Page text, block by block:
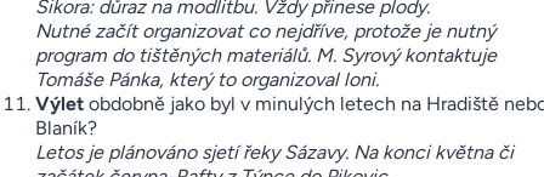
Sikora: důraz na modlitbu. Vždy přinese plody.
Nutné začít organizovat co nejdříve, protože je nutný
program do tištěných materiálů. M. Syrový kontaktuje
Tomáše Pánka, který to organizoval loni.
Výletobdobně jako byl v minulých letech na Hradiště
Blaník?
Letos je plánováno sjetí řeky Sázavy. Na konci května či